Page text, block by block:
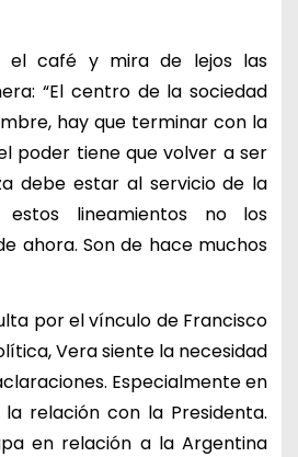
el café y mira de lejos las
“El centro de la sociedad
hay que terminar con la
poder tiene que volver a ser
debe estar al servicio de la
estos lineamientos no los
ahora. Son de hace muchos
por el vínculo de Francisco
Vera siente la necesidad
Especialmente en
relación con la Presidenta.
en relación a la Argentina